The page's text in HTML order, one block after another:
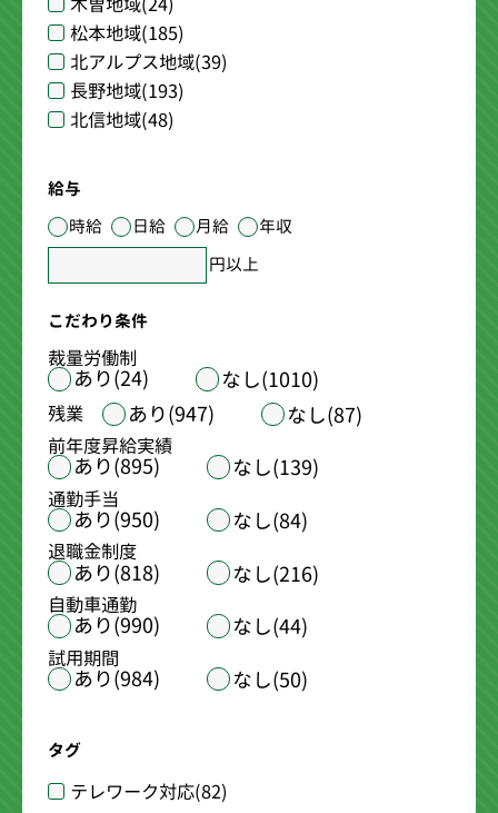
松本地域(185)
北アルプス地域(39)
長野地域(193)
北信地域(48)
給与
時給
日給 月給
年収
円以上
こだわり条件
裁量労働制
あり(24) なし(1010)
残業 あり(947) なし(87)
前年度昇給実績
あり(895) なし(139)
通勤手当
あり(950) なし(84)
退職金制度
あり(818) なし(216)
自動車通勤
あり(990) なし(44)
試用期間
あり(984) なし(50)
タグ
テレワーク対応(82)